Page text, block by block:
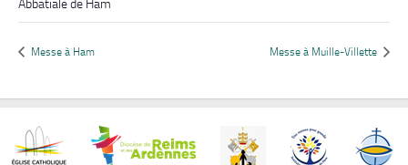
Abbatiale de Ham
Messe à Ham Messe à Muille-Villette